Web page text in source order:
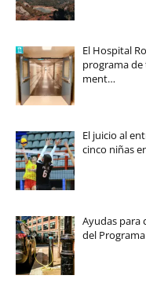
El Hospital
programa
ment…
El juicio al
cinco niñas
Ayudas para
del